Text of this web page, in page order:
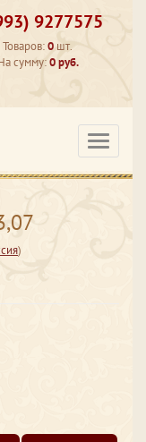
9277575
Товаров:0 шт.
сумму:0 руб.
)